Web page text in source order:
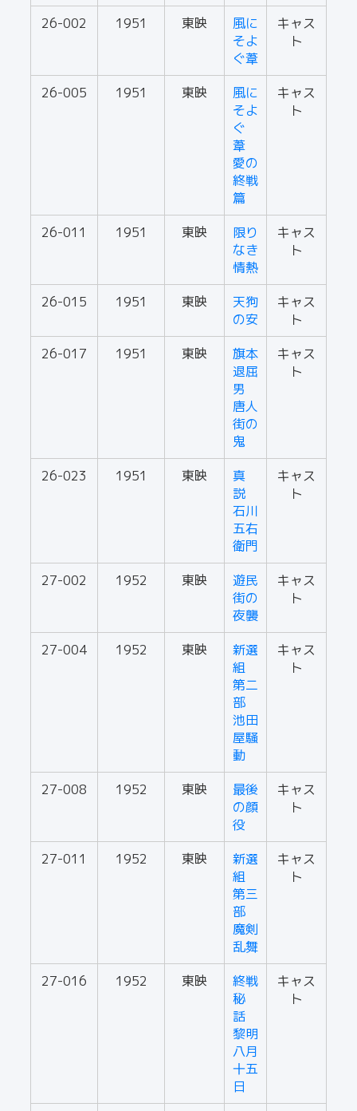
26-002 1951 東映
風に
そよ
ぐ葦
キャス
ト
26-005 1951 東映
風に
そよ
ぐ
葦
愛の
終戦
篇
キャス
ト
26-011 1951 東映
限り
なき
情熱
キャス
ト
26-015 1951 東映
天狗
の安
キャス
ト
26-017
1951 東映
旗本
退屈
男
唐人
街の
鬼
キャス
ト
26-023 1951 東映
真
説
石川
五右
衛門
キャス
ト
27-002 1952 東映
遊民
街の
夜襲
キャス
ト
27-004 1952 東映
新選
組
第二
部
池田
屋騒
動
キャス
ト
27-008 1952 東映
最後
の顔
役
キャス
ト
27-011 1952 東映
新選
組
第三
部
魔剣
乱舞
キャス
ト
27-016 1952 東映
終戦
秘
話
黎明
八月
十五
日
キャス
ト